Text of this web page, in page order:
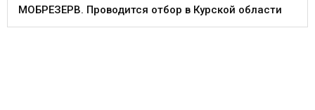
МОБРЕЗЕРВ. Проводится отбор в Курской области